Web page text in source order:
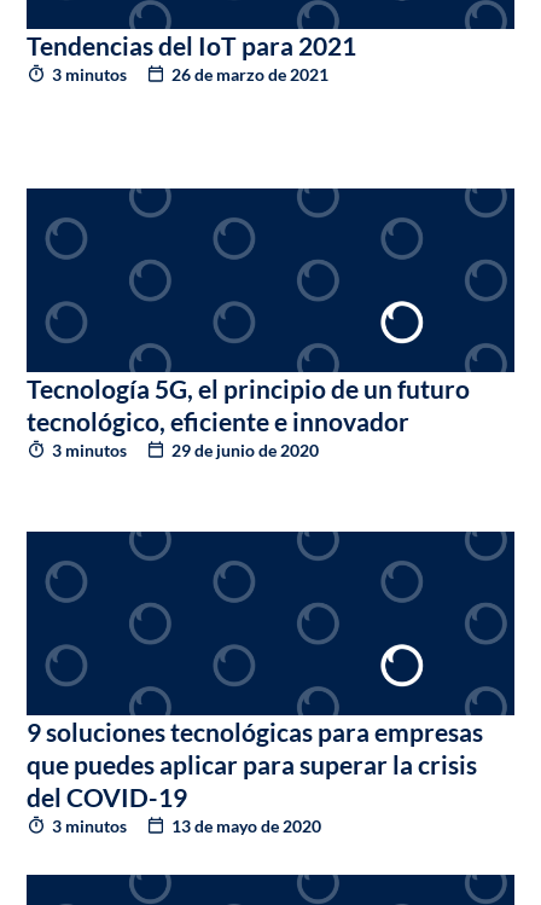
Tendencias del IoT para 2021
3 minutos 26 de marzo de 2021
Tecnología 5G, el principio de un futuro
tecnológico, eficiente e innovador
3 minutos 29 de junio de 2020
9 soluciones tecnológicas para empresas
que puedes aplicar para superar la crisis
del COVID-19
3 minutos 13 de mayo de 2020